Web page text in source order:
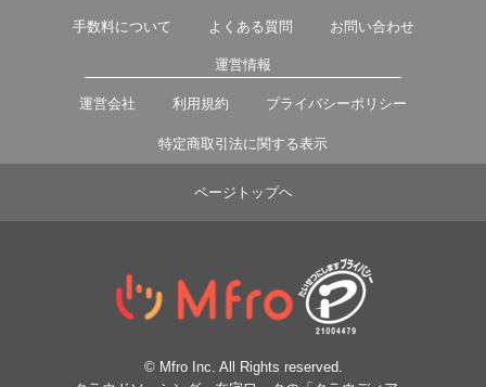
手数料について よくある質問 お問い合わせ
運営情報
運営会社 利用規約 プライバシーポリシー
特定商取引法に関する表示
ページトップヘ
© Mfro Inc. All Rights reserved.